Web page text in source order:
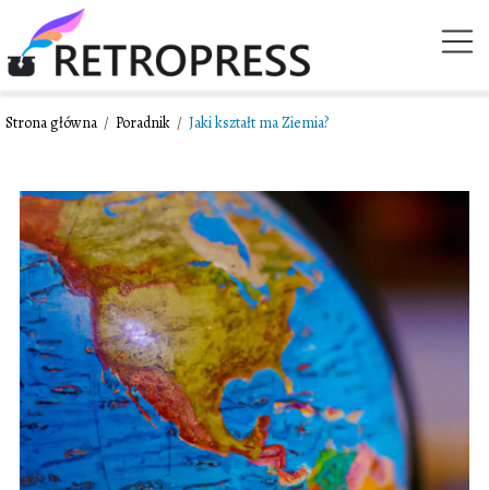
Strona główna / Poradnik / Jaki kształt ma Ziemia?